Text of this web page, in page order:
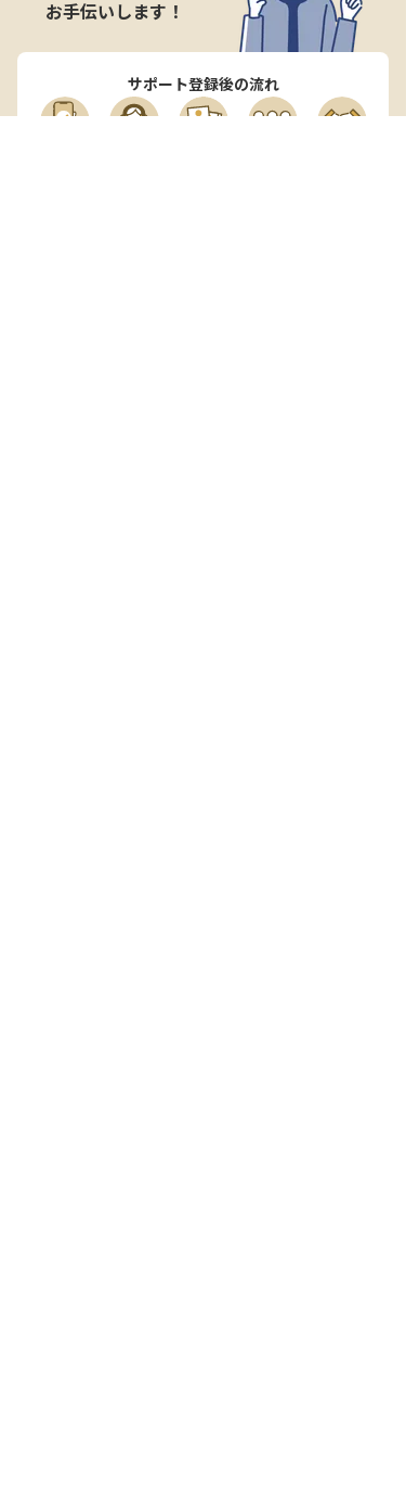
お手伝いします！
サポート登録後の流れ